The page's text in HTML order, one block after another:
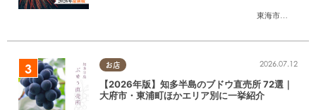
東海市
,大府市
お店 2026.07.12
【2026年版】知多半島のブドウ直売所 72選｜
大府市・東浦町ほかエリア別に一挙紹介